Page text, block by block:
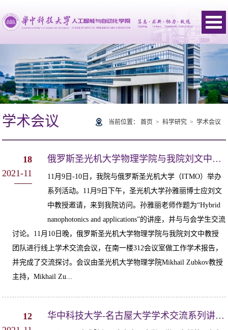
学术会议 当前位置： 首页> 科学研究> 学术会议
18
2021-11
俄罗斯圣光机大学物理学院与我院刘文中教授团队举办一校十校系列活动
11月9日-10日，我院与俄罗斯圣光机大学（ITMO）举办
系列活动。11月9日下午，圣光机大学孙雅丽博士应刘文
中教授邀请，来到我院访问。孙雅丽老师作题为“Hybrid
nanophotonics and applications”的讲座，并与与会学生交流
讨论。11月10日晚，俄罗斯圣光机大学物理学院与我院刘文中教授
团队进行线上学术交流会议，在南一楼312会议室做工作学术报告，
并完成了交流探讨。会议由圣光机大学物理学院Mikhail Zubkov教授
主持，Mikhail Zu...
12
华中科技大学-名古屋大学学术交流系列讲座（线上）第六次讲座顺利举办